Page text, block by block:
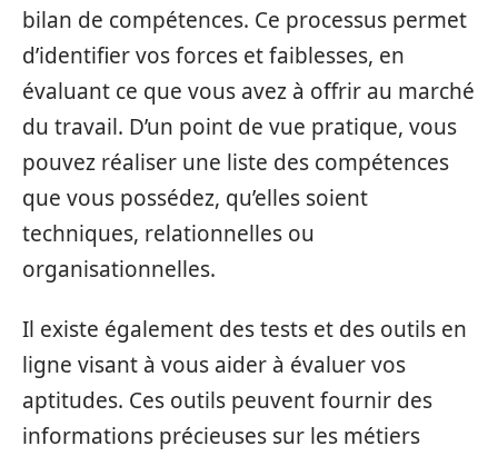
bilan de compétences. Ce processus permet
d’identifier vos forces et faiblesses, en
évaluant ce que vous avez à offrir au marché
du travail. D’un point de vue pratique, vous
pouvez réaliser une liste des compétences
que vous possédez, qu’elles soient
techniques, relationnelles ou
organisationnelles.
Il existe également des tests et des outils en
ligne visant à vous aider à évaluer vos
aptitudes. Ces outils peuvent fournir des
informations précieuses sur les métiers